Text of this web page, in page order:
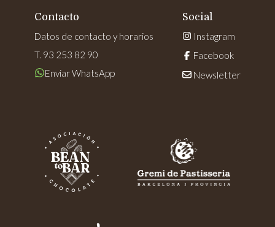
Contacto
Datos de contacto y horarios
T. 93 253 82 90
Enviar WhatsApp
Social
Instagram
Facebook
Newsletter